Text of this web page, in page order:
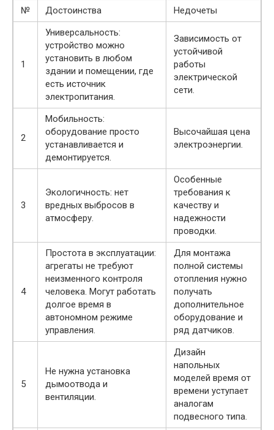
№ Достоинства Недочеты
1
Универсальность:
устройство можно
установить в любом
здании и помещении, где
есть источник
электропитания.
Зависимость от
устойчивой
работы
электрической
сети.
2
Мобильность:
оборудование просто
устанавливается и
демонтируется.
Высочайшая цена
электроэнергии.
3
Экологичность: нет
вредных выбросов в
атмосферу.
Особенные
требования к
качеству и
надежности
проводки.
4
Простота в эксплуатации:
агрегаты не требуют
неизменного контроля
человека. Могут работать
долгое время в
автономном режиме
управления.
Для монтажа
полной системы
отопления нужно
получать
дополнительное
оборудование и
ряд датчиков.
5
Не нужна установка
дымоотвода и
вентиляции.
Дизайн
напольных
моделей время от
времени уступает
аналогам
подвесного типа.